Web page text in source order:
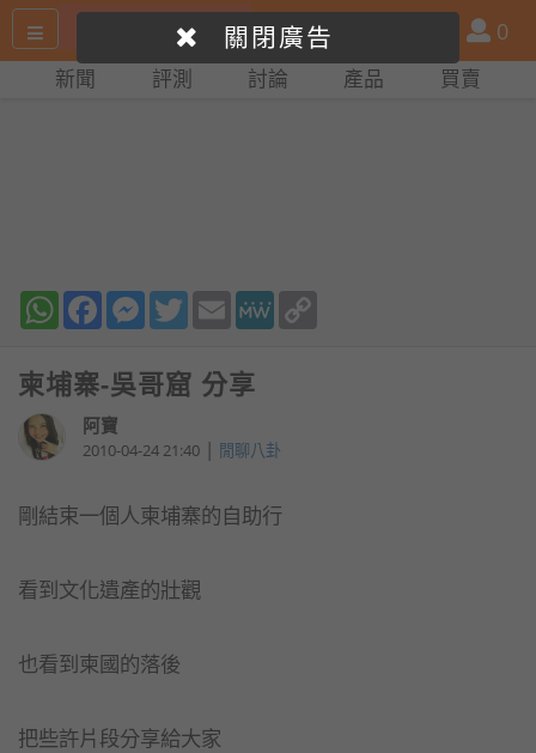
尋
產
品
比
會
員
0
新聞 評測 討論 產品 買賣
WhatsAppFacebookMessenger
TwitterEmail MeWe
柬埔寨-吳哥窟 分享
阿寶
2010-04-24 21:40 | 閒聊八卦
剛結束一個人柬埔寨的自助行
看到文化遺產的壯觀
也看到柬國的落後
把些許片段分享給大家
關閉廣告